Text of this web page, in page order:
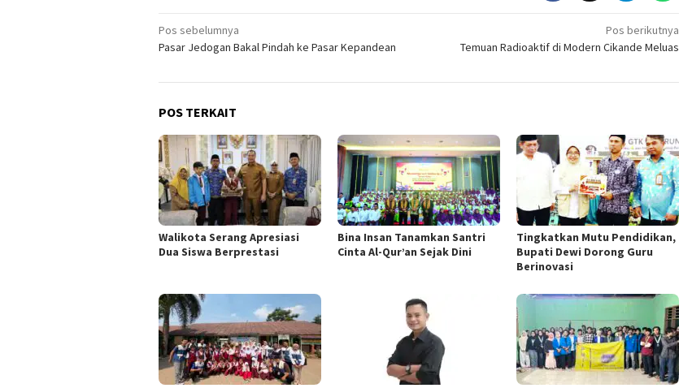
Navigasi
pos
Pos sebelumnya
Pasar Jedogan Bakal Pindah ke Pasar Kepandean
Pos berikutnya
Temuan Radioaktif di Modern Cikande Meluas
POS TERKAIT
Walikota Serang Apresiasi
Dua Siswa Berprestasi
Bina Insan Tanamkan Santri
Cinta Al-Qur’an Sejak Dini
Tingkatkan Mutu Pendidikan,
Bupati Dewi Dorong Guru
Berinovasi